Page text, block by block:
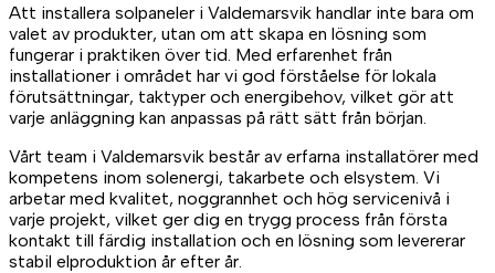
Att installera solpaneler i Valdemarsvik handlar inte bara om
valet av produkter, utan om att skapa en lösning som
fungerar i praktiken över tid. Med erfarenhet från
installationer i området har vi god förståelse för lokala
förutsättningar, taktyper och energibehov, vilket gör att
varje anläggning kan anpassas på rätt sätt från början.
Vårt team i Valdemarsvik består av erfarna installatörer med
kompetens inom solenergi, takarbete och elsystem. Vi
arbetar med kvalitet, noggrannhet och hög servicenivå i
varje projekt, vilket ger dig en trygg process från första
kontakt till färdig installation och en lösning som levererar
stabil elproduktion år efter år.